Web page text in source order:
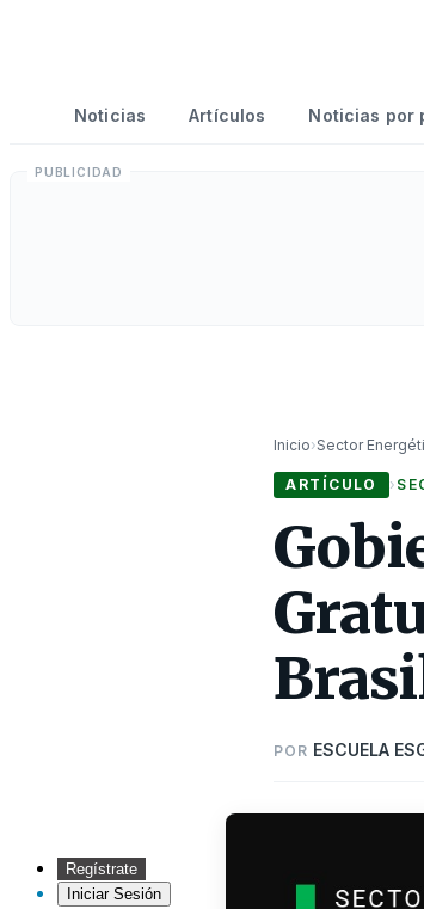
Regístrate
Iniciar Sesión
Noticias Artículos Noticias por
Inicio›Sector
ARTÍCULO ›
POR ESCUELA